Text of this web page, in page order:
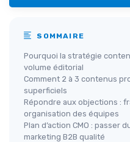
SOMMAIRE
Pourquoi la stratégie
volume éditorial
Comment 2 à 3 contenus
superficiels
Répondre aux objections :
organisation des équipes
Plan d’action CMO : passer
marketing B2B qualité